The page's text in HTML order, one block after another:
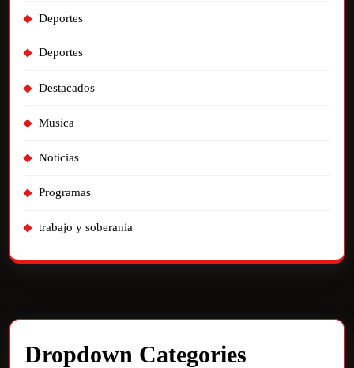
Deportes
Deportes
Destacados
Musica
Noticias
Programas
trabajo y soberania
Dropdown Categories